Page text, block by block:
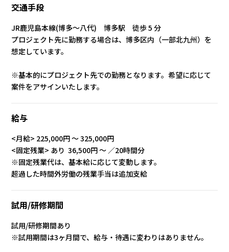
交通手段
JR鹿児島本線(博多～八代) 博多駅 徒歩 5 分
プロジェクト先に勤務する場合は、博多区内（一部北九州）を
想定しています。
※基本的にプロジェクト先での勤務となります。希望に応じて
案件をアサインいたします。
給与
<月給> 225,000円 〜 325,000円
<固定残業> あり 36,500円 ～ ／20時間分
※固定残業代は、基本給に応じて変動します。
超過した時間外労働の残業手当は追加支給
試用/研修期間
試用/研修期間あり
※試用期間は3ヶ月間で、給与・待遇に変わりはありません。